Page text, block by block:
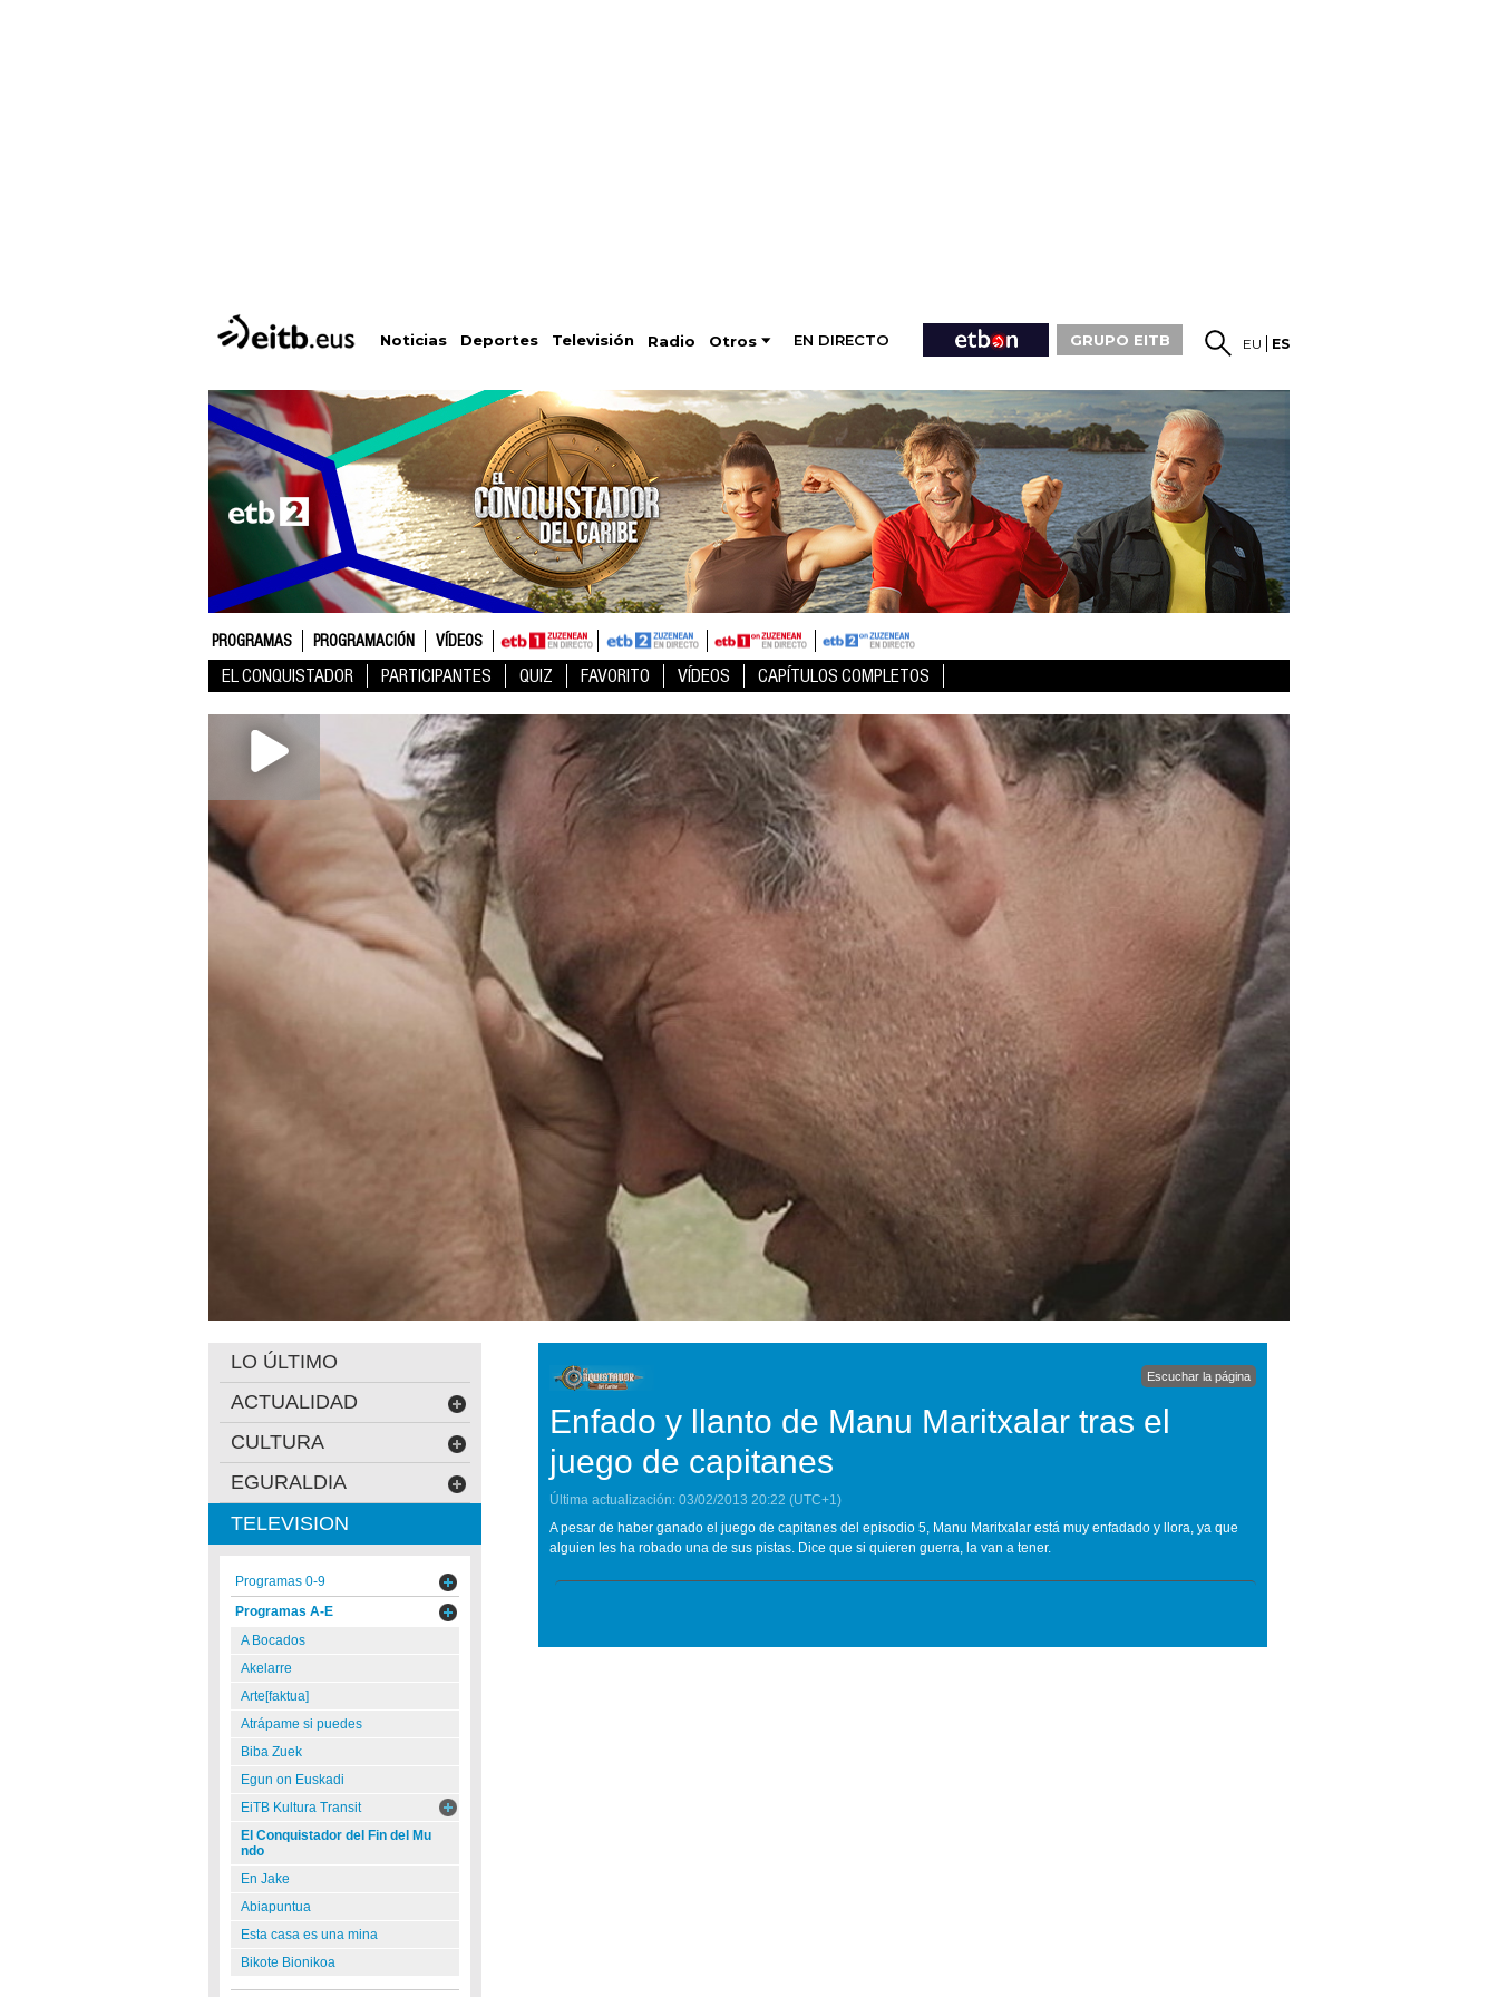
Noticias Deportes Televisión Radio Otros EN DIRECTO GRUPO EITB EU ES
PROGRAMAS PROGRAMACIÓN VÍDEOS
EL CONQUISTADOR PARTICIPANTES QUIZ FAVORITO VÍDEOS CAPÍTULOS COMPLETOS
Escuchar la página
Enfado y llanto de Manu Maritxalar tras el
juego de capitanes
Última actualización: 03/02/2013 20:22 (UTC+1)
A pesar de haber ganado el juego de capitanes del episodio 5, Manu Maritxalar está muy enfadado y llora, ya que
alguien les ha robado una de sus pistas. Dice que si quieren guerra, la van a tener.
LO ÚLTIMO
ACTUALIDAD
CULTURA
EGURALDIA
TELEVISION
Programas 0-9
Programas A-E
A Bocados
Akelarre
Arte[faktua]
Atrápame si puedes
Biba Zuek
Egun on Euskadi
EiTB Kultura Transit
El Conquistador del Fin del Mu
ndo
En Jake
Abiapuntua
Esta casa es una mina
Bikote Bionikoa